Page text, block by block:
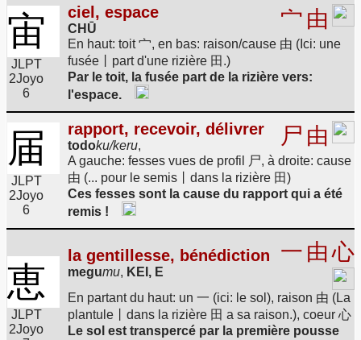
宙
JLPT
2Joyo
6
ciel, espace
CHŪ 宀 由
En haut: toit 宀, en bas: raison/cause 由 (Ici: une
fusée丨part d'une rizière 田.)
Par le toit, la fusée part de la rizière vers:
l'espace.
届
JLPT
2Joyo
6
rapport, recevoir, délivrer
todoku/keru, 尸 由
A gauche: fesses vues de profil 尸, à droite: cause
由 (... pour le semis丨dans la rizière 田)
Ces fesses sont la cause du rapport qui a été
remis !
恵
JLPT
2Joyo
la gentillesse, bénédiction
megumu, KEI, E
一 由心
En partant du haut: un 一 (ici: le sol), raison 由 (La
plantule丨dans la rizière 田 a sa raison.), coeur 心
Le sol est transpercé par la première pousse